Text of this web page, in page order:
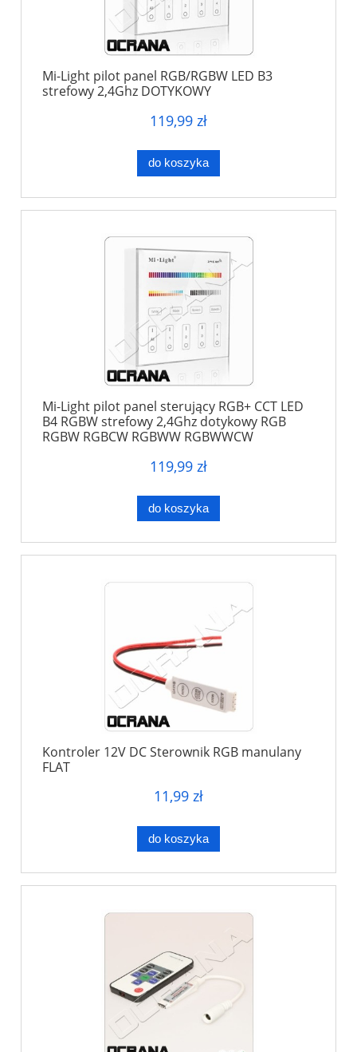
Mi-Light pilot panel RGB/RGBW LED B3
strefowy 2,4Ghz DOTYKOWY
119,99 zł
do koszyka
Mi-Light pilot panel sterujący RGB+ CCT LED
B4 RGBW strefowy 2,4Ghz dotykowy RGB
RGBW RGBCW RGBWW RGBWWCW
119,99 zł
do koszyka
Kontroler 12V DC Sterownik RGB manulany
FLAT
11,99 zł
do koszyka